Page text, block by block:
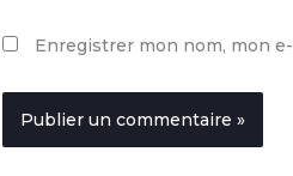
Enregistrer mon nom, mon